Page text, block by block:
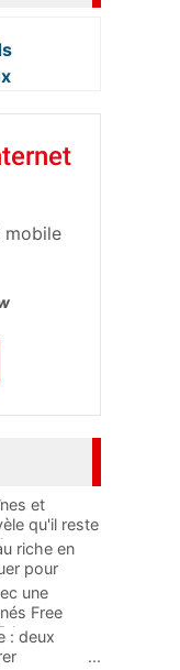
mobile
et
qu'il reste
riche en
pour
une
Free
: deux
...